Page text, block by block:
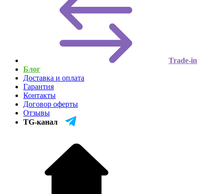
Trade-in
Блог
Доставка и оплата
Гарантия
Контакты
Договор оферты
Отзывы
TG-канал